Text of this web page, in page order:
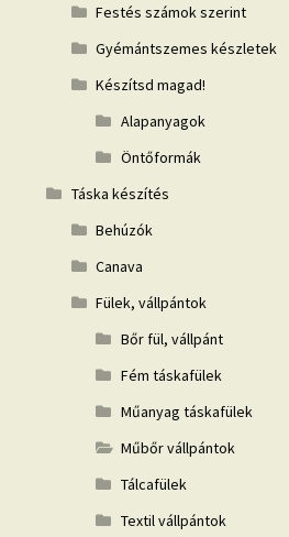
Festés számok szerint
Gyémántszemes készletek
Készítsd magad!
Alapanyagok
Öntőformák
Táska készítés
Behúzók
Canava
Fülek, vállpántok
Bőr fül, vállpánt
Fém táskafülek
Műanyag táskafülek
Műbőr vállpántok
Tálcafülek
Textil vállpántok